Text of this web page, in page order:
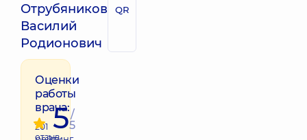
Отрубяников
Василий
Родионович
QR
Оценки
работы
врача:
201
отзыв
5/
5